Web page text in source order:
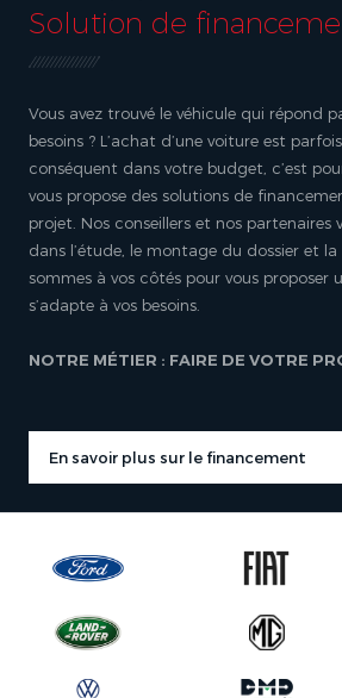
Solution de
Vous avez trouvé le véhicule qui répond
besoins ? L’achat d’une voiture est
conséquent dans votre budget, c’est
vous propose des solutions de
projet. Nos conseillers et nos partenaires
dans l’étude, le montage du dossier et la
sommes à vos côtés pour vous proposer
s’adapte à vos besoins.
NOTRE MÉTIER : FAIRE DE VOTRE
En savoir plus sur le financement